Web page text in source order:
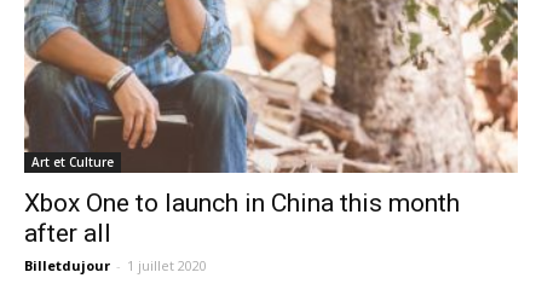
Art et Culture
Xbox One to launch in China this month
after all
Billetdujour - 1 juillet 2020